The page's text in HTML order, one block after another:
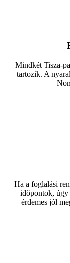
Mindkét Tisza-
tartozik. A
Ha a foglalási
időpontok, úgy
érdemes jól